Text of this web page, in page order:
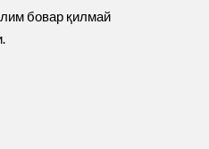
бовар қилмай